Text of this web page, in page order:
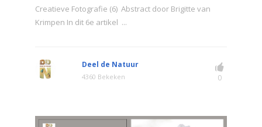
Creatieve Fotografie (6) Abstract door Brigitte van
Krimpen In dit 6e artikel ...
Deel de Natuur
4360 Bekeken 0